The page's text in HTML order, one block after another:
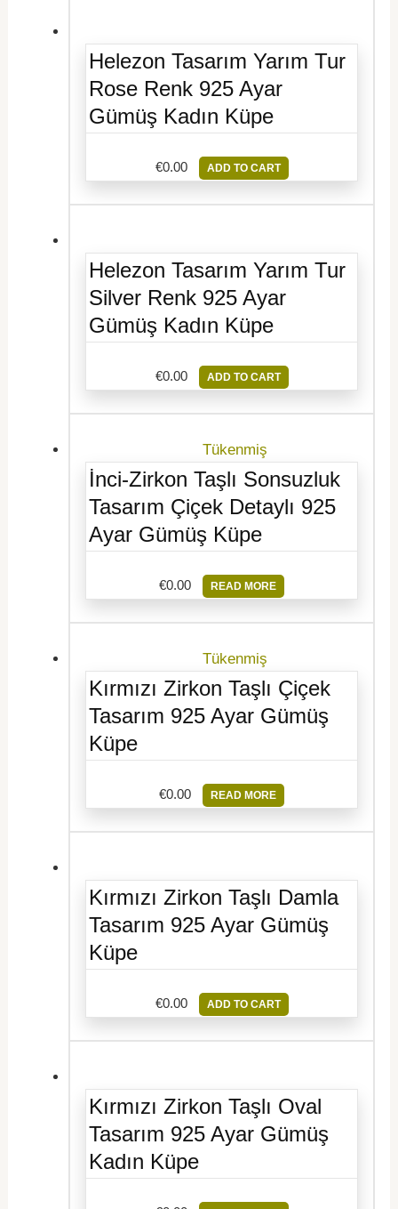
Helezon Tasarım Yarım Tur
Rose Renk 925 Ayar
Gümüş Kadın Küpe
€0.00 ADD TO CART
Helezon Tasarım Yarım Tur
Silver Renk 925 Ayar
Gümüş Kadın Küpe
€0.00 ADD TO CART
Tükenmiş
İnci-Zirkon Taşlı Sonsuzluk
Tasarım Çiçek Detaylı 925
Ayar Gümüş Küpe
€0.00 READ MORE
Tükenmiş
Kırmızı Zirkon Taşlı Çiçek
Tasarım 925 Ayar Gümüş
Küpe
€0.00 READ MORE
Kırmızı Zirkon Taşlı Damla
Tasarım 925 Ayar Gümüş
Küpe
€0.00 ADD TO CART
Kırmızı Zirkon Taşlı Oval
Tasarım 925 Ayar Gümüş
Kadın Küpe